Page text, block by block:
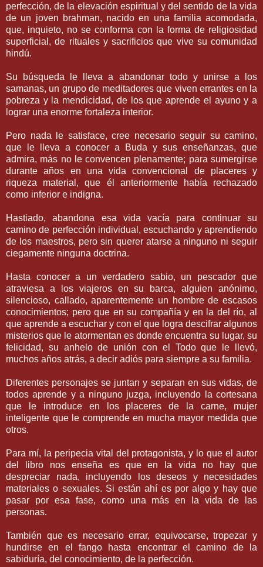
perfección, de la elevación espiritual y del sentido de la vida
de un joven brahman, nacido en una familia acomodada,
que, inquieto, no se conforma con la forma de religiosidad
superficial, de rituales y sacrificios que vive su comunidad
hindú.
Su búsqueda le lleva a abandonar todo y unirse a los
samanas, un grupo de meditadores que viven errantes en la
pobreza y la mendicidad, de los que aprende el ayuno y a
lograr una enorme fortaleza interior.
Pero nada le satisface, cree necesario seguir su camino,
que le lleva a conocer a Buda y sus enseñanzas, que
admira, más no le convencen plenamente; para sumergirse
durante años en una vida convencional de placeres y
riqueza material, que él anteriormente había rechazado
como inferior e indigna.
Hastiado, abandona esa vida vacía para continuar su
camino de perfección individual, escuchando y aprendiendo
de los maestros, pero sin querer atarse a ninguno ni seguir
ciegamente ninguna doctrina.
Hasta conocer a un verdadero sabio, un pescador que
atraviesa a los viajeros en su barca, alguien anónimo,
silencioso, callado, aparentemente un hombre de escasos
conocimientos; pero que en su compañía y en la del río, al
que aprende a escuchar y con el que logra descifrar algunos
misterios que le atormentan es donde encuentra su lugar, su
felicidad, su anhelo de unión con el Todo que le llevó,
muchos años atrás, a decir adiós para siempre a su familia.
Diferentes personajes se juntan y separan en sus vidas, de
todos aprende y a ninguno juzga, incluyendo la cortesana
que le introduce en los placeres de la carne, mujer
inteligente que le comprende en mucha mayor medida que
otros.
Para mí, la peripecia vital del protagonista, y lo que el autor
del libro nos enseña es que en la vida no hay que
despreciar nada, incluyendo los deseos y necesidades
materiales o sexuales. Si están ahí es por algo y hay que
pasar por esa fase, como una más en la vida de las
personas.
También que es necesario errar, equivocarse, tropezar y
hundirse en el fango hasta encontrar el camino de la
sabiduría, del conocimiento, de la perfección.